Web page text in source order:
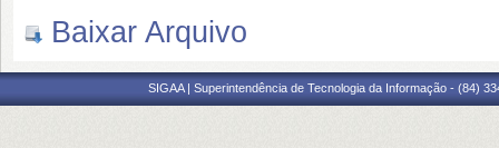
Baixar Arquivo
SIGAA | Superintendência de Tecnologia da Informação - (84)